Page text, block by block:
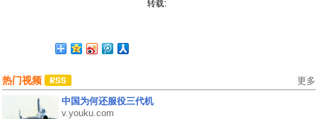
转载:
热门视频 更多
中国为何还服役三代机
v.youku.com